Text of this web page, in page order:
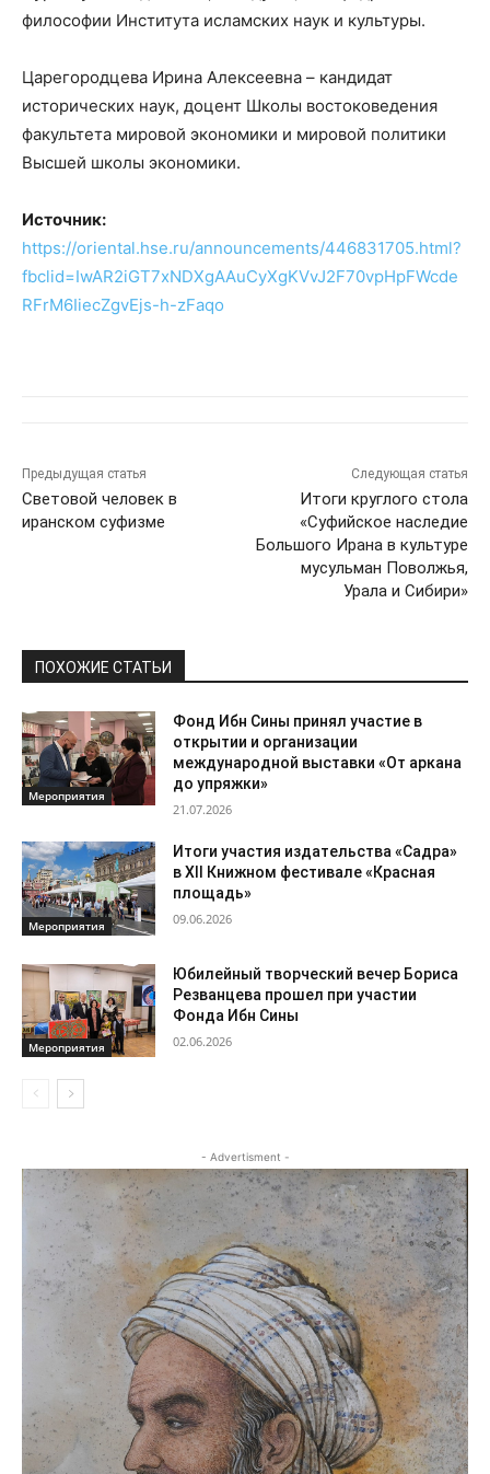
философии Института исламских наук и культуры.
Царегородцева Ирина Алексеевна – кандидат
исторических наук, доцент Школы востоковедения
факультета мировой экономики и мировой политики
Высшей школы экономики.
Источник:
https://oriental.hse.ru/announcements/446831705.html?
fbclid=IwAR2iGT7xNDXgAAuCyXgKVvJ2F70vpHpFWcde
RFrM6IiecZgvEjs-h-zFaqo
Предыдущая статья
Световой человек в
иранском суфизме
Следующая статья
Итоги круглого стола
«Суфийское наследие
Большого Ирана в культуре
мусульман Поволжья,
Урала и Сибири»
ПОХОЖИЕ СТАТЬИ
Мероприятия
Фонд Ибн Сины принял участие в
открытии и организации
международной выставки «От аркана
до упряжки»
21.07.2026
Мероприятия
Итоги участия издательства «Садра»
в XII Книжном фестивале «Красная
площадь»
09.06.2026
Мероприятия
Юбилейный творческий вечер Бориса
Резванцева прошел при участии
Фонда Ибн Сины
02.06.2026
- Advertisment -